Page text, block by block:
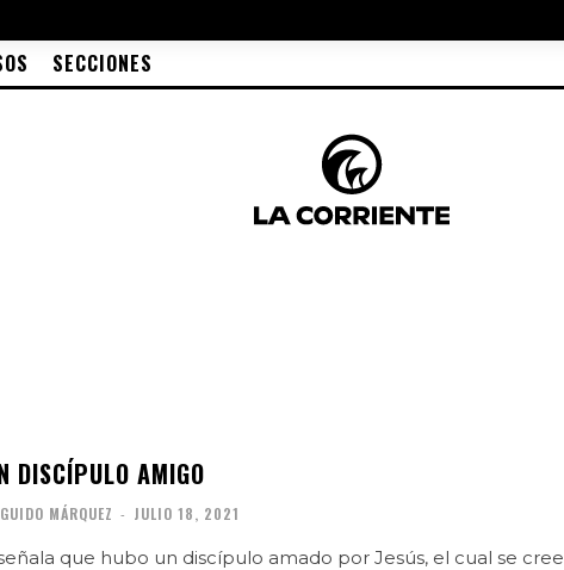
SECCIONES
DISCÍPULO AMIGO
GUIDO MÁRQUEZ - JULIO 18, 2021
que hubo un discípulo amado por Jesús, el cual se cree